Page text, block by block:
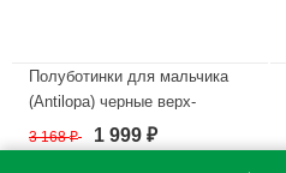
Полуботинки для мальчика
(Antilopa) черные верх-
натуральная кожа подкладка-
натуральная кожа размер 33-
3 168₽ 1 999 ₽